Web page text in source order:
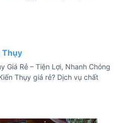
Thụy
Giá Rẻ – Tiện Lợi, Nhanh Chóng
Thụy giá rẻ? Dịch vụ chất